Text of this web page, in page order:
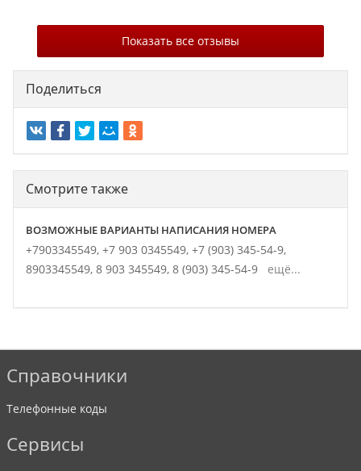
Показать все отзывы
Поделиться
Смотрите также
ВОЗМОЖНЫЕ ВАРИАНТЫ НАПИСАНИЯ НОМЕРА
+7903345549, +7 903 0345549, +7 (903) 345-54-9,
8903345549, 8 903 345549, 8 (903) 345-54-9 ещё...
Справочники
Телефонные коды
Сервисы